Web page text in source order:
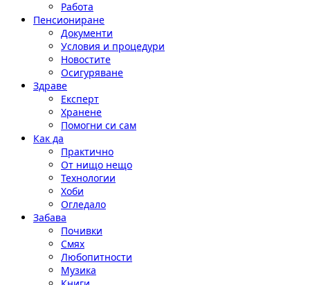
Работа
Пенсиониране
Документи
Условия и процедури
Новостите
Осигуряване
Здраве
Експерт
Хранене
Помогни си сам
Как да
Практично
От нищо нещо
Технологии
Хоби
Огледало
Забава
Почивки
Смях
Любопитности
Музика